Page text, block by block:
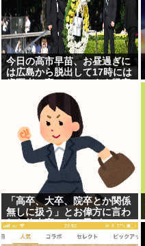
今日の高市早苗、お昼過ぎに
は広島から脱出して17時には
「高卒、大卒、院卒とか関係
無しに扱う」とお偉方に言わ
れた修士卒の女の子が...